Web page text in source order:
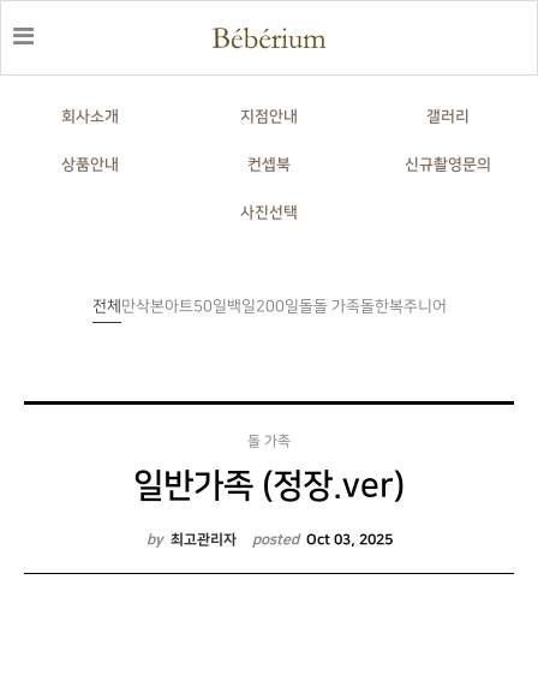
회사소개 지점안내 갤러리
상품안내 컨셉북 신규촬영문의
사진선택
전체 만삭본아트 50일 백일 200일돌돌 가족돌한복주니어
돌 가족
일반가족 (정장.ver)
by 최고관리자 posted Oct 03, 2025